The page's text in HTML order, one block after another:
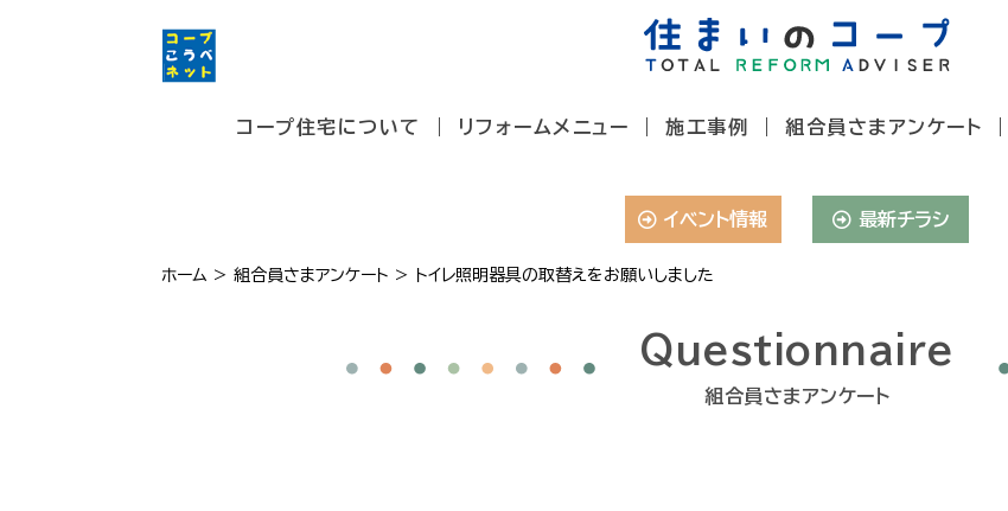
コープ住宅について リフォームメニュー 施工事例 組合員さまアンケート
イベント情報 最新チラシ
ホーム > 組合員さまアンケート > トイレ照明器具の取替えをお願いしました
Questionnaire
組合員さまアンケート